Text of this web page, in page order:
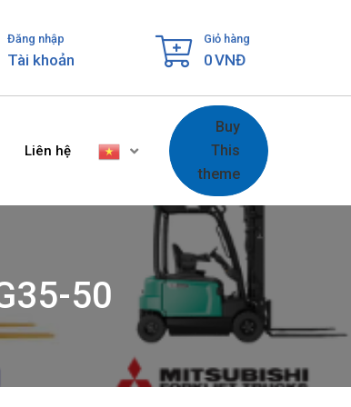
Đăng nhập
Tài khoản
Giỏ hàng
0VNĐ
Liên hệ
Buy
This
theme
50